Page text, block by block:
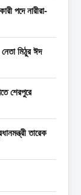
পদে নারীরা-
মিঠুর ঈদ
শেরপুরে
তারেক